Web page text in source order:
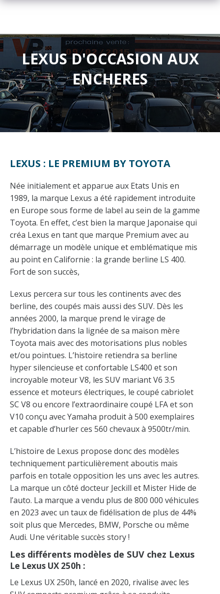
LEXUS D'OCCASION AUX
ENCHERES
LEXUS : LE PREMIUM BY TOYOTA
Née initialement et apparue aux Etats Unis en
1989, la marque Lexus a été rapidement introduite
en Europe sous forme de label au sein de la gamme
Toyota. En effet, c’est bien la marque Japonaise qui
créa Lexus en tant que marque Premium avec au
démarrage un modèle unique et emblématique mis
au point en Californie : la grande berline LS 400.
Fort de son succès,
Lexus percera sur tous les continents avec des
berline, des coupés mais aussi des SUV. Dès les
années 2000, la marque prend le virage de
l’hybridation dans la lignée de sa maison mère
Toyota mais avec des motorisations plus nobles
et/ou pointues. L’histoire retiendra sa berline
hyper silencieuse et confortable LS400 et son
incroyable moteur V8, les SUV mariant V6 3.5
essence et moteurs électriques, le coupé cabriolet
SC V8 ou encore l’extraordinaire coupé LFA et son
V10 conçu avec Yamaha produit à 500 exemplaires
et capable d’hurler ces 560 chevaux à 9500tr/min.
L’histoire de Lexus propose donc des modèles
techniquement particulièrement aboutis mais
parfois en totale opposition les uns avec les autres.
La marque un côté docteur Jeckill et Mister Hide de
l’auto. La marque a vendu plus de 800 000 véhicules
en 2023 avec un taux de fidélisation de plus de 44%
soit plus que Mercedes, BMW, Porsche ou même
Audi. Une véritable succès story !
Les différents modèles de SUV chez Lexus
Le Lexus UX 250h :
Le Lexus UX 250h, lancé en 2020, rivalise avec les